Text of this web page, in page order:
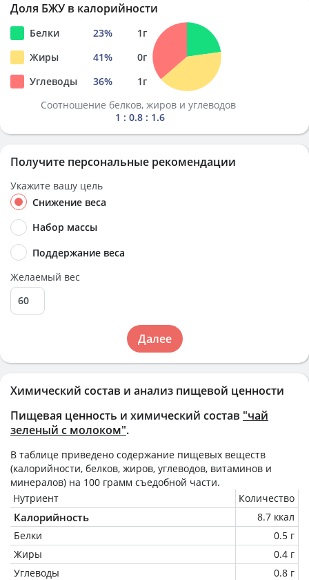
Химический состав и анализ пищевой ценности
Пищевая ценность и химический состав "чай
зеленый с молоком".
В таблице приведено содержание пищевых веществ
(калорийности, белков, жиров, углеводов, витаминов и
минералов) на 100 грамм съедобной части.
Нутриент
Количество
Калорийность
8.7 ккал
Белки
0.5 г
Жиры
0.4 г
Углеводы
0.8 г
Доля БЖУ в калорийности
Белки 23% 1г
Жиры
41% 0г
Углеводы
36% 1г
Соотношение белков, жиров и углеводов
1 : 0.8 : 1.6
Получите персональные рекомендации
Укажите вашу цель
Снижение веса
Набор массы
Поддержание веса
Желаемый вес
Далее